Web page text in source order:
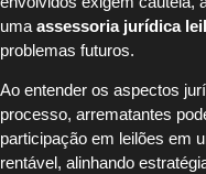
uma assessoria jurídica
problemas futuros.
Ao entender os aspectos
processo, arrematantes
participação em leilões em
rentável, alinhando